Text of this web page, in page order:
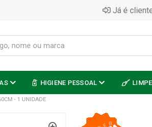
Já é
HIGIENE PESSOAL
- 1 UNIDADE